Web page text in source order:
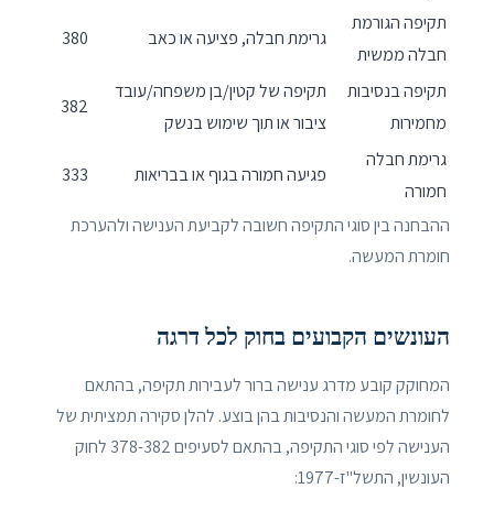
תקיפה הגורמת
חבלה ממשית
גרימת חבלה, פציעה או כאב 380
תקיפה בנסיבות
מחמירות
תקיפה של קטין/בן משפחה/עובד
ציבור או תוך שימוש בנשק
382
גרימת חבלה
חמורה
פגיעה חמורה בגוף או בבריאות 333
ההבחנה בין סוגי התקיפה חשובה לקביעת הענישה ולהערכת
חומרת המעשה.
העונשים הקבועים בחוק לכל דרגה
המחוקק קובע מדרג ענישה ברור לעבירות תקיפה, בהתאם
לחומרת המעשה והנסיבות בהן בוצע. להלן סקירה תמציתית של
הענישה לפי סוגי התקיפה, בהתאם לסעיפים 378-382 לחוק
העונשין, התשל"ז-1977: